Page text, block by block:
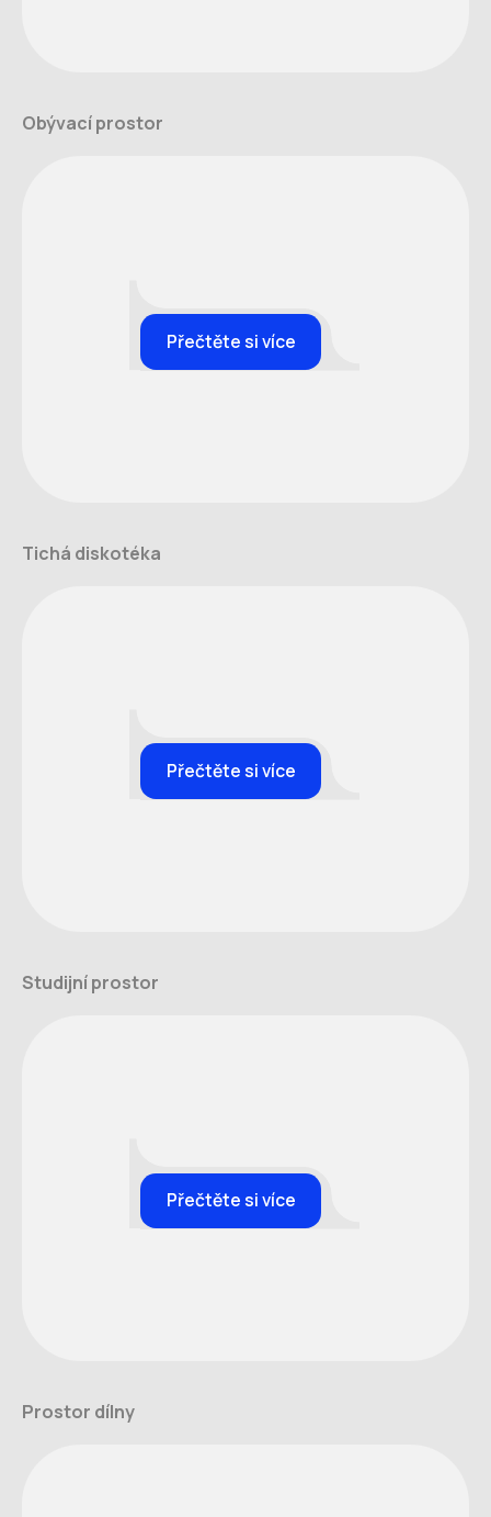
Obývací prostor
Přečtěte si více
Tichá diskotéka
Přečtěte si více
Studijní prostor
Přečtěte si více
Prostor dílny